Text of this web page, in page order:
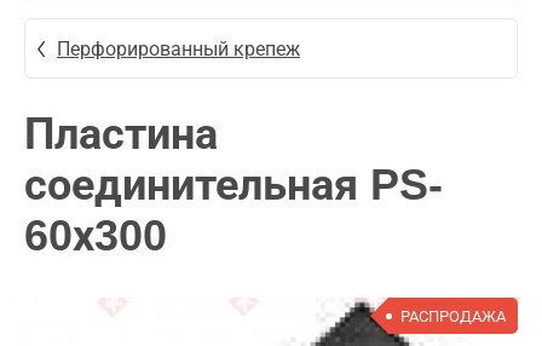
Перфорированный крепеж
Пластина
соединительная PS-
60х300
РАСПРОДАЖА